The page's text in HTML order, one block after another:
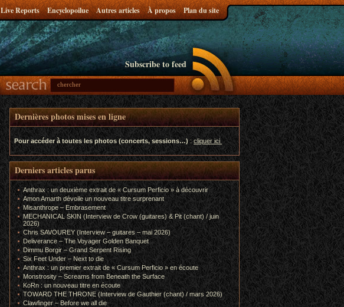
Live Reports Encyclopoilue Autres articles À propos Plan du site
Subscribe to feed
Dernières photos mises en ligne
Pour accéder à toutes les photos (concerts, sessions…):cliquer ici
Derniers articles parus
Anthrax : un deuxième extrait de « Cursum Perficio » à découvrir
Amon Amarth dévoile un nouveau titre surprenant
Misanthrope – Embrasement
MECHANICAL SKIN (Interview de Crow (guitares) & Pit (chant) / juin
2026)
Chris SAVOUREY (Interview – guitares – mai 2026)
Deliverance – The Voyager Golden Banquet
Dimmu Borgir – Grand Serpent Rising
Six Feet Under – Next to die
Anthrax : un premier extrait de « Cursum Perficio » en écoute
Monstrosity – Screams from Beneath the Surface
KoRn : un nouveau titre en écoute
TOWARD THE THRONE (Interview de Gauthier (chant) / mars 2026)
Clawfinger – Before we all die